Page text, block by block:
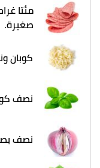
مئتا
صغيرة.
كوبان
نصف
نصف